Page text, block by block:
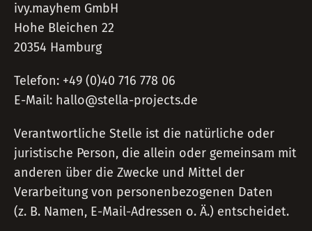
ivy.mayhem GmbH
Hohe Bleichen 22
20354 Hamburg
Telefon: +49 (0)40 716 778 06
E-Mail: hallo@stella-projects.de
Verantwortliche Stelle ist die natürliche oder
juristische Person, die allein oder gemeinsam mit
anderen über die Zwecke und Mittel der
Verarbeitung von personenbezogenen Daten
(z. B. Namen, E-Mail-Adressen o. Ä.) entscheidet.